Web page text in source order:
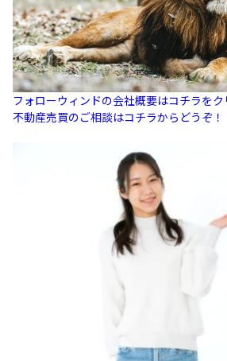
フォローウィンドの会社概要はコチラをク
不動産売買のご相談はコチラからどうぞ！